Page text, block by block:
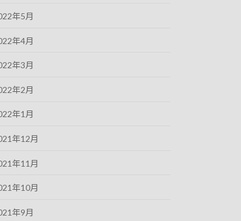
年5月
年4月
年3月
年2月
年1月
年12月
年11月
年10月
年9月